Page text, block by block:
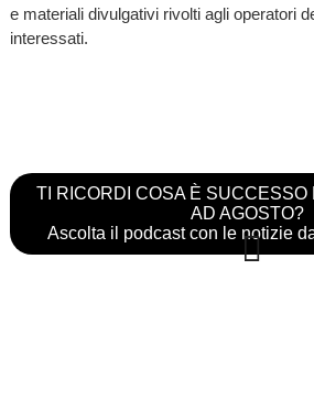
e materiali divulgativi rivolti agli operatori
interessati.
TI RICORDI COSA È SUCCESSO
AD AGOSTO?
Ascolta il podcast con le notizie